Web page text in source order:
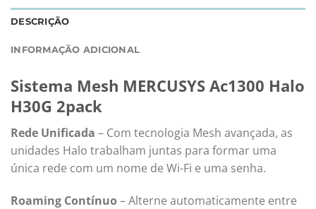
DESCRIÇÃO
INFORMAÇÃO ADICIONAL
Sistema Mesh MERCUSYS Ac1300 Halo
H30G 2pack
Rede Unificada – Com tecnologia Mesh avançada, as
unidades Halo trabalham juntas para formar uma
única rede com um nome de Wi-Fi e uma senha.
Roaming Contínuo – Alterne automaticamente entre